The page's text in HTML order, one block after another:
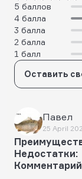
5 баллов
4 балла
3 балла
2 балла
1 балл
Оставить
Павел
25 April
Недостатки: